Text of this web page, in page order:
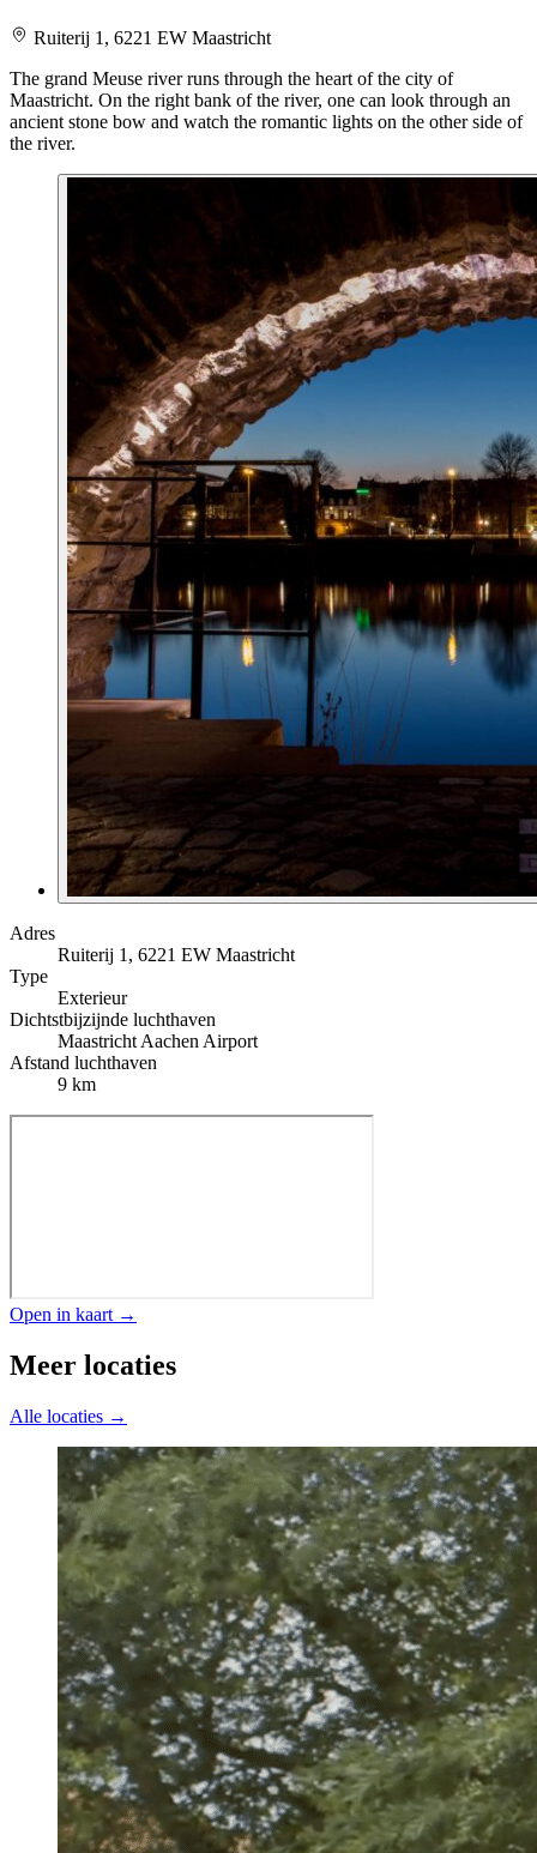
Ruiterij 1, 6221 EW Maastricht
The grand Meuse river runs through the heart of the city of
Maastricht. On the right bank of the river, one can look through an
ancient stone bow and watch the romantic lights on the other side of
the river.
Adres
Ruiterij 1, 6221 EW Maastricht
Type
Exterieur
Dichtstbijzijnde luchthaven
Maastricht Aachen Airport
Afstand luchthaven
9 km
Open in kaart →
Meer locaties
Alle locaties →